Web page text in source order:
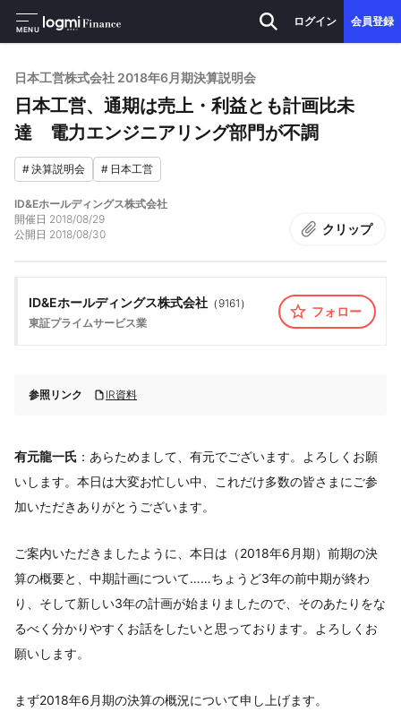
MENU
ログイン 会員登録
日本工営株式会社 2018年6月期決算説明会
日本工営、通期は売上・利益とも計画比未
達 電力エンジニアリング部門が不調
#決算説明会 # 日本工営
ID&Eホールディングス株式会社
開催日 2018/08/29
公開日 2018/08/30 クリップ
ID&Eホールディングス株式会社 （ 9161 ）
東証プライムサービス業
フォロー
参照リンク IR資料
有元龍一氏 ：あらためまして、有元でございます。よろしくお願
いします。本日は大変お忙しい中、これだけ多数の皆さまにご参
加いただきありがとうございます。
ご案内いただきましたように、本日は（2018年6月期）前期の決
算の概要と、中期計画について……ちょうど3年の前中期が終わ
り、そして新しい3年の計画が始まりましたので、そのあたりをな
るべく分かりやすくお話をしたいと思っております。よろしくお
願いします。
まず2018年6月期の決算の概況について申し上げます。